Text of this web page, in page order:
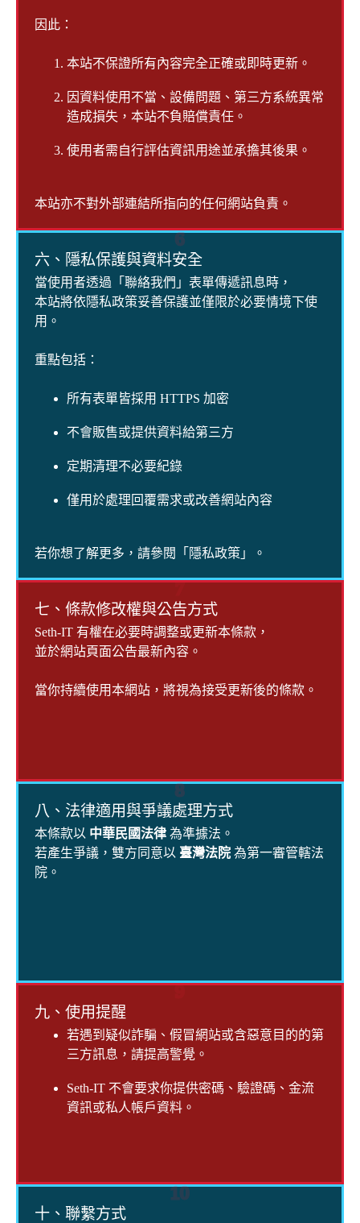
因此：
本站不保證所有內容完全正確或即時更新。
因資料使用不當、設備問題、第三方系統異常
造成損失，本站不負賠償責任。
使用者需自行評估資訊用途並承擔其後果。
本站亦不對外部連結所指向的任何網站負責。
六、隱私保護與資料安全
當使用者透過「聯絡我們」表單傳遞訊息時，
本站將依隱私政策妥善保護並僅限於必要情境下使
用。
重點包括：
所有表單皆採用 HTTPS 加密
不會販售或提供資料給第三方
定期清理不必要紀錄
僅用於處理回覆需求或改善網站內容
若你想了解更多，請參閱「隱私政策」。
6
七、條款修改權與公告方式
Seth-IT 有權在必要時調整或更新本條款，
並於網站頁面公告最新內容。
當你持續使用本網站，將視為接受更新後的條款。
7
八、法律適用與爭議處理方式
本條款以 中華民國法律 為準據法。
若產生爭議，雙方同意以 臺灣法院 為第一審管轄法
院。
8
九、使用提醒
若遇到疑似詐騙、假冒網站或含惡意目的的第
三方訊息，請提高警覺。
Seth-IT 不會要求你提供密碼、驗證碼、金流
資訊或私人帳戶資料。
9
十、聯繫方式
10